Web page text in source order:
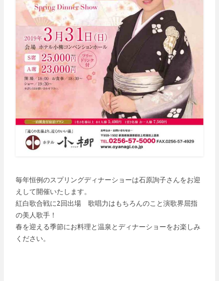
毎年恒例のスプリングディナーショーは石原詢子さんをお迎
えして開催いたします。
紅白歌合戦に2回出場 歌唱力はもちろんのこと演歌界屈指
の美人歌手！
春を迎える季節にお料理と温泉とディナーショーをお楽しみ
ください。